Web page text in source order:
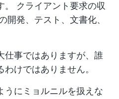
。 クライアント要求の収
開発、テスト、文書化、
仕事ではありますが、誰
けではありません。
うにミョルニルを扱えな